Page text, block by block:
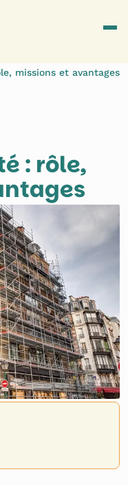
missions et avantages
: rôle,